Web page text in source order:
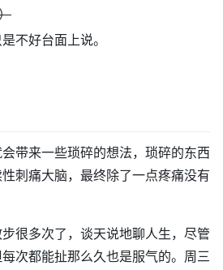
不好台面上说。
带来一些琐碎的想法，琐碎的东西
刺痛大脑，最终除了一点疼痛没有
很多次了，谈天说地聊人生，尽管
次都能扯那么久也是服气的。周三